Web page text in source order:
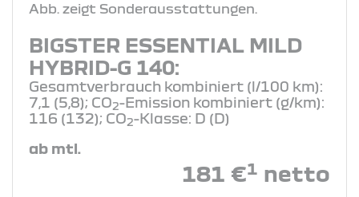
Abb. zeigt Sonderausstattungen.
BIGSTER ESSENTIAL MILD
HYBRID-G 140:
Gesamtverbrauch kombiniert (l/100 km):
7,1 (5,8); CO2-Emission kombiniert (g/km):
116 (132); CO2-Klasse: D (D)
ab mtl.
181 €1 netto